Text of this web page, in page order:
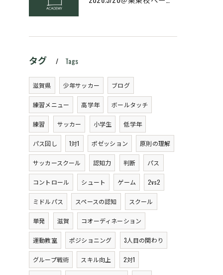
タグ Tags
滋賀県 少年サッカー ブログ
練習メニュー 高学年 ボールタッチ
練習 サッカー 小学生 低学年
パス回し 1対1 ポゼッション 原則の理解
サッカースクール 認知力 判断 パス
コントロール シュート ゲーム 2vs2
ミドルパス スペースの認知 スクール
単発 滋賀 コオーディネーション
運動教室 ポジショニング 3人目の関わり
グループ戦術 スキル向上 2対1